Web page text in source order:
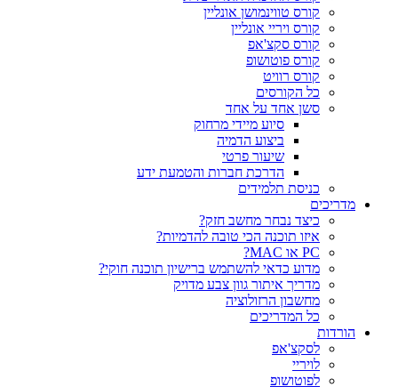
קורס טווינמושן אונליין
קורס ויריי אונליין
קורס סקצ'אפ
קורס פוטושופ
קורס רוויט
כל הקורסים
סשן אחד על אחד
סיוע מיידי מרחוק
ביצוע הדמיה
שיעור פרטי
הדרכת חברות והטמעת ידע
כניסת תלמידים
מדריכים
כיצד נבחר מחשב חזק?
איזו תוכנה הכי טובה להדמיות?‎‎
PC או MAC?
מדוע כדאי להשתמש ברישיון תוכנה חוקי?
מדריך איתור גוון צבע מדויק
מחשבון הרזולוציה
כל המדריכים
הורדות
לסקצ'אפ
לויריי
לפוטושופ